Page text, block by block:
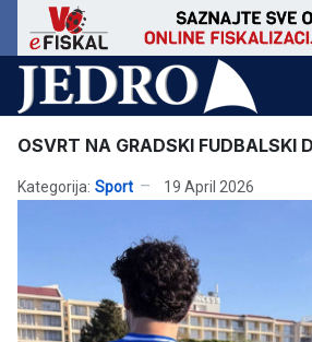
OSVRT NA GRADSKI FUDBALSKI
Kategorija: Sport 19 April 2026